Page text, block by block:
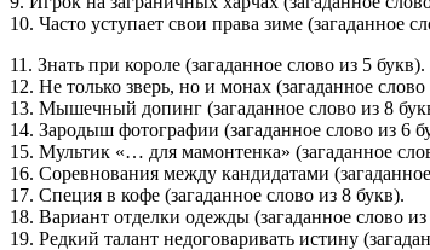
10. Часто уступает свои права зиме (загаданное
11. Знать при короле (загаданное слово из 5 букв).
12. Не только зверь, но и монах (загаданное слово
13. Мышечный допинг (загаданное слово из 8
14. Зародыш фотографии (загаданное слово из 6
15. Мультик «… для мамонтенка» (загаданное
16. Соревнования между кандидатами
17. Специя в кофе (загаданное слово из 8 букв).
18. Вариант отделки одежды (загаданное слово из
19. Редкий талант недоговаривать истину